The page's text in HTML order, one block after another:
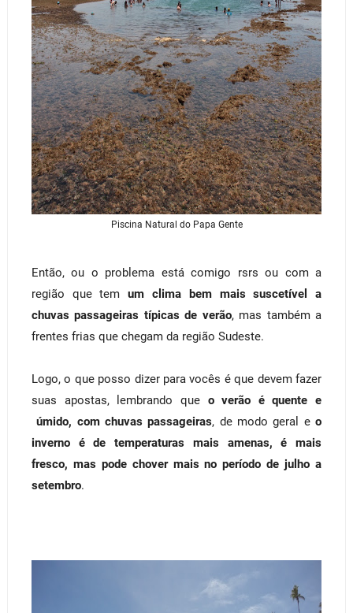
Piscina Natural do Papa Gente
Então, ou o problema está comigo rsrs ou com a
região que temum clima bem mais suscetível a
chuvas passageiras típicas de verão, mas também a
frentes frias que chegam da região Sudeste.
Logo, o que posso dizer para vocês é que devem fazer
suas apostas, lembrando que o verão é quente e
úmido, com chuvas passageiras, de modo geral eo
inverno é de temperaturas mais amenas, é mais
fresco, mas pode chover mais no período de julho a
setembro.